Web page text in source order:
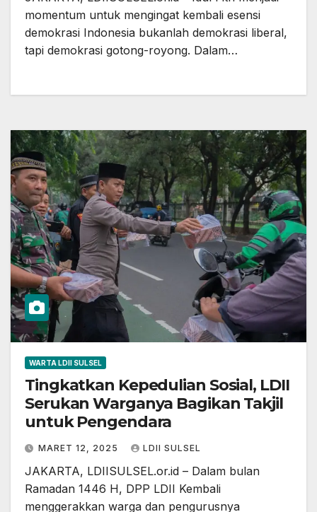
momentum untuk mengingat kembali esensi
demokrasi Indonesia bukanlah demokrasi liberal,
tapi demokrasi gotong-royong. Dalam…
WARTA LDII SULSEL
Tingkatkan Kepedulian Sosial, LDII
Serukan Warganya Bagikan Takjil
untuk Pengendara
MARET 12, 2025 LDII SULSEL
JAKARTA, LDIISULSEL.or.id – Dalam bulan
Ramadan 1446 H, DPP LDII Kembali
menggerakkan warga dan pengurusnya